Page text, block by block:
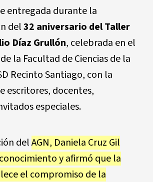
entregada durante la
del32 aniversario del Taller
Díaz Grullón, celebrada en el
la Facultad de Ciencias de la
Recinto Santiago, con la
escritores, docentes,
especiales.
delAGN, Daniela Cruz Gil
y afirmó que la
el compromiso de la